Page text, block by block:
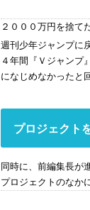
２０００万円を捨て
週刊少年ジャンプに
４年間『Ｖジャンプ
になじめなかったと
プロジェクト
同時に、前編集長が
プロジェクトのなか